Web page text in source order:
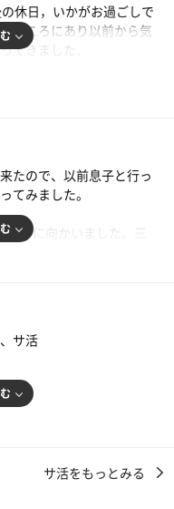
休日，いかがお過ごしで
ところにあり以前から気
てきました．
がリニューアルしたとの
た．サウナ好きになった
ですね．全体的な外観は
板と暖簾が掛かるだけで
入り口から入るとごくこ
いロビーと，昔ながらの
脱衣場も小綺麗な雰囲気
槽および水風呂が4つ並
に位置しています．手前
銭湯ってこんなだったよ
にあるバイブラとジェッ
ペースで，おそらく3人
たので、以前息子と行っ
てみました。
川に向かいました。三
初の冬道走行になりまし
く旭川に着くことができ
に行って、しょうゆラー
。蜂屋に似たラーメンを
も蜂屋のラーメンのこと
しかなくなってしまう蜂
派の人間で、本店のあの
よな〜。やっぱりとても
サ活
シャレ
るい、床が新しめの畳
サ活をもっとみる